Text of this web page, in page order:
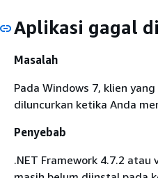
Aplikasi gagal
Masalah
Pada Windows 7, klien
diluncurkan ketika Anda
Penyebab
.NET Framework 4.7.2